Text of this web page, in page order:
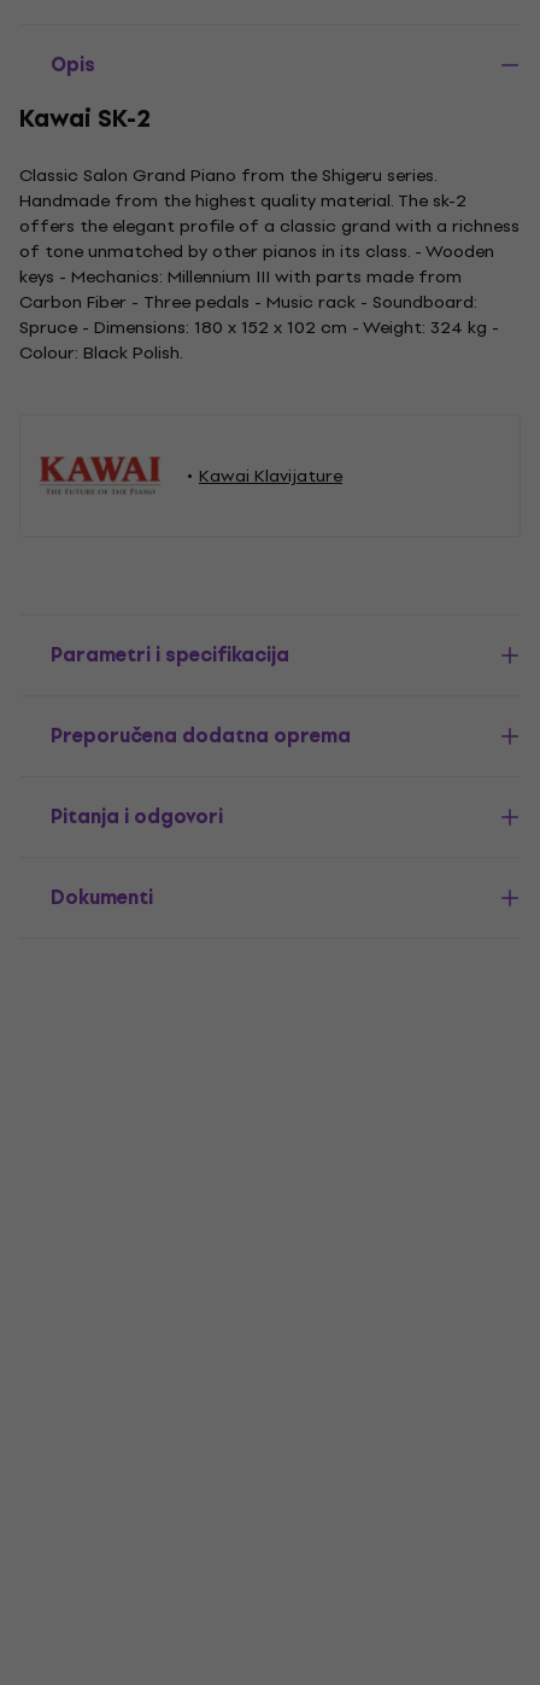
Opis
Kawai SK-2
Classic Salon Grand Piano from the Shigeru series.
Handmade from the highest quality material. The sk-2
offers the elegant profile of a classic grand with a richness
of tone unmatched by other pianos in its class. - Wooden
keys - Mechanics: Millennium III with parts made from
Carbon Fiber - Three pedals - Music rack - Soundboard:
Spruce - Dimensions: 180 x 152 x 102 cm - Weight: 324 kg -
Colour: Black Polish.
Kawai Klavijature
Parametri i specifikacija
Preporučena dodatna oprema
Pitanja i odgovori
Dokumenti